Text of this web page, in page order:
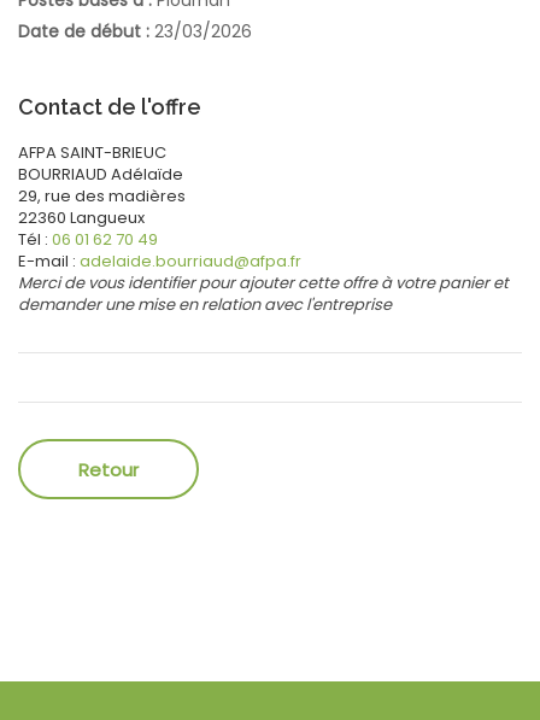
Date de début : 23/03/2026
Contact de l'offre
AFPA SAINT-BRIEUC
BOURRIAUD Adélaïde
29, rue des madières
22360 Langueux
Tél : 06 01 62 70 49
E-mail : adelaide.bourriaud@afpa.fr
Merci de vous identifier pour ajouter cette offre à votre panier et
demander une mise en relation avec l'entreprise